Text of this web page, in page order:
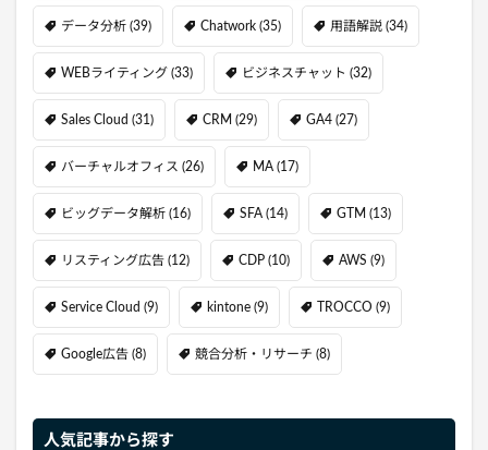
データ分析 (39) Chatwork (35) 用語解説 (34)
WEBライティング (33) ビジネスチャット (32)
Sales Cloud (31) CRM (29) GA4 (27)
バーチャルオフィス (26) MA (17)
ビッグデータ解析 (16) SFA (14) GTM (13)
リスティング広告 (12) CDP (10) AWS (9)
Service Cloud (9) kintone (9) TROCCO (9)
Google広告 (8) 競合分析・リサーチ (8)
人気記事から探す